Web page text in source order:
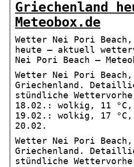
Griechenland
Meteobox.de
Wetter Nei Pori Beach,
heute – aktuell
Nei Pori Beach –
Wetter Nei Pori Beach,
Griechenland.
stündliche
18.02.: wolkig, 11 °C,
19.02.: wolkig, 17 °C,
20.02.
Wetter Nei Pori Beach,
Griechenland.
stündliche